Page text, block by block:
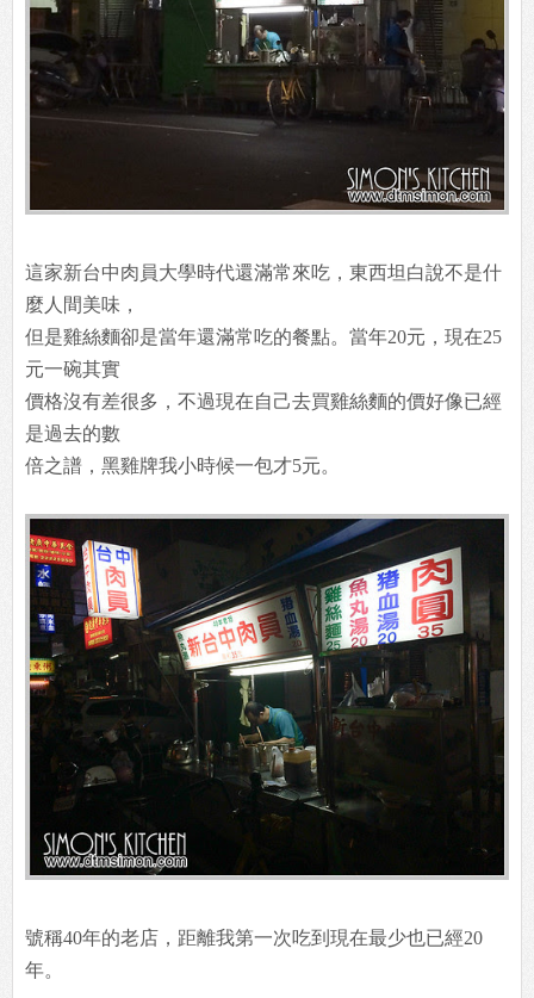
這家新台中肉員大學時代還滿常來吃，東西坦白說不是什
麼人間美味，
但是雞絲麵卻是當年還滿常吃的餐點。當年20元，現在25
元一碗其實
價格沒有差很多，不過現在自己去買雞絲麵的價好像已經
是過去的數
倍之譜，黑雞牌我小時候一包才5元。
號稱40年的老店，距離我第一次吃到現在最少也已經20
年。